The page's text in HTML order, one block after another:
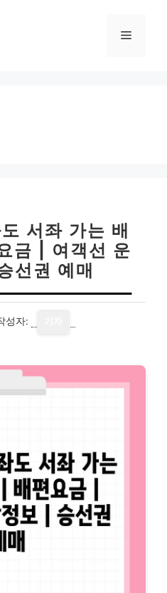
메
서좌 가는 배
금 | 여객선 운
선권 예매
성자: